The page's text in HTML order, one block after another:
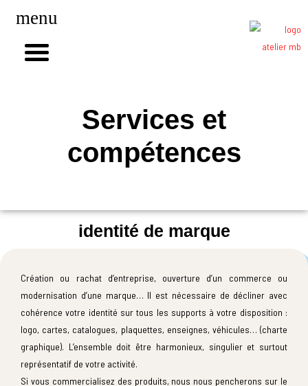
Services et
compétences
identité de marque
Création ou rachat d’entreprise, ouverture d’un commerce ou
modernisation d’une marque… Il est nécessaire de décliner avec
cohérence votre identité sur tous les supports à votre disposition :
logo, cartes, catalogues, plaquettes, enseignes, véhicules… (charte
graphique). L’ensemble doit être harmonieux, singulier et surtout
représentatif de votre activité.
Si vous commercialisez des produits, nous nous pencherons sur le
menu